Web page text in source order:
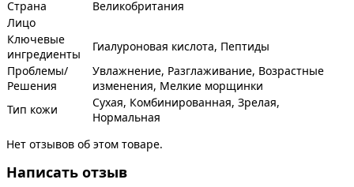
Страна
Великобритания
Лицо
Ключевые
ингредиенты
Гиалуроновая кислота, Пептиды
Проблемы/
Решения
Увлажнение, Разглаживание, Возрастные
изменения, Мелкие морщинки
Тип кожи
Сухая, Комбинированная, Зрелая,
Нормальная
Нет отзывов об этом товаре.
Написать отзыв